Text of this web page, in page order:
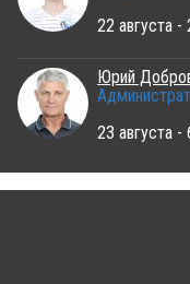
22 августа -
Юрий
23 августа -